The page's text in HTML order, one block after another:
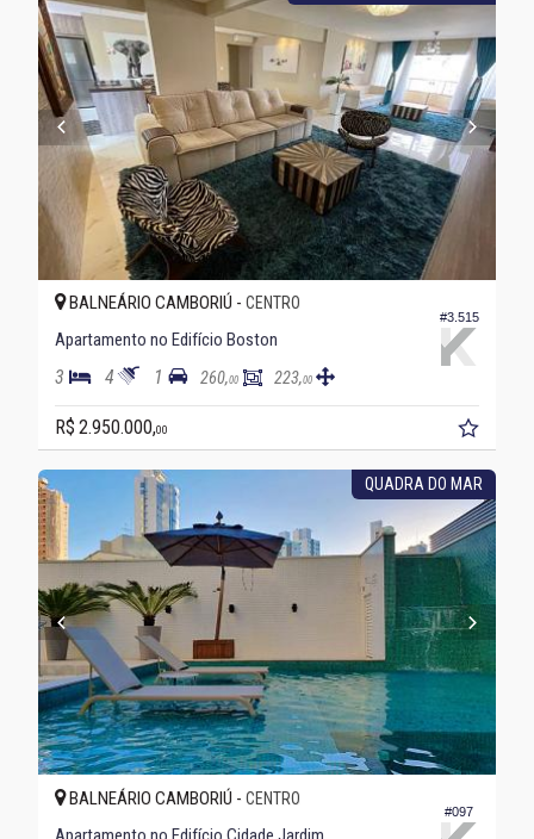
#3.515
BALNEÁRIO CAMBORIÚ - CENTRO
Apartamento no Edifício Boston
3 4 1 260,00 223,00
R$ 2.950.000,00
QUADRA DO MAR
#097
BALNEÁRIO CAMBORIÚ - CENTRO